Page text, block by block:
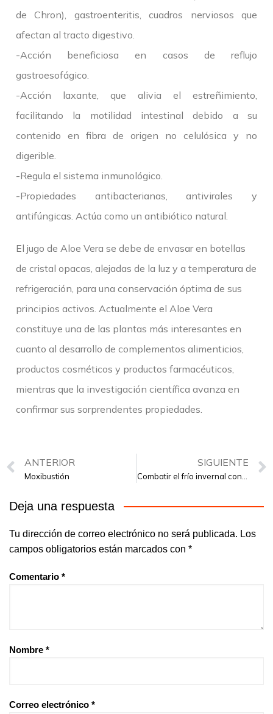
de Chron), gastroenteritis, cuadros nerviosos que
afectan al tracto digestivo.
-Acción beneficiosa en casos de reflujo
gastroesofágico.
-Acción laxante, que alivia el estreñimiento,
facilitando la motilidad intestinal debido a su
contenido en fibra de origen no celulósica y no
digerible.
-Regula el sistema inmunológico.
-Propiedades antibacterianas, antivirales y
antifúngicas. Actúa como un antibiótico natural.
El jugo de Aloe Vera se debe de envasar en botellas
de cristal opacas, alejadas de la luz y a temperatura de
refrigeración, para una conservación óptima de sus
principios activos. Actualmente el Aloe Vera
constituye una de las plantas más interesantes en
cuanto al desarrollo de complementos alimenticios,
productos cosméticos y productos farmacéuticos,
mientras que la investigación científica avanza en
confirmar sus sorprendentes propiedades.
ANTERIOR
Moxibustión
SIGUIENTE
Deja una respuesta
Tu dirección de correo electrónico no será publicada. Los
campos obligatorios están marcados con *
Comentario *
Nombre *
Correo electrónico *